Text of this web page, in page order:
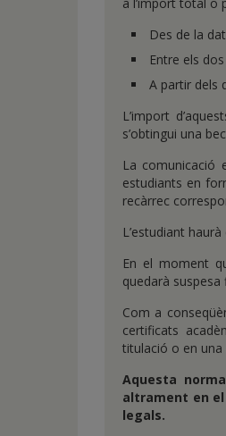
Des de la
Entre els
A partir dels
L’import
s’obtingui una
La comunicació
estudiants en
recàrrec
L’estudiant
En el moment
quedarà
Com a
certificats
titulació o en
Aquesta
altrament en
legals.